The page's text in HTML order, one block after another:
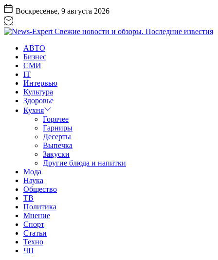
Перейти
к
содержанию
Воскресенье, 9 августа 2026
Expert
Свежие
новости
обзоры.
Последние
известия
АВТО
Бизнес
СМИ
IT
Интервью
Культура
Здоровье
Кухня
Горячее
Гарниры
Десерты
Выпечка
Закуски
Другие блюда и напитки
Мода
Наука
Общество
ТВ
Политика
Мнение
Спорт
Статьи
Техно
ЧП